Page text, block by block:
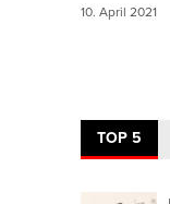
10. April 2021
TOP 5